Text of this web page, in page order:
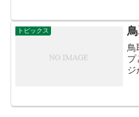
て
た
トピックス
鳥
プ
ジ
ン